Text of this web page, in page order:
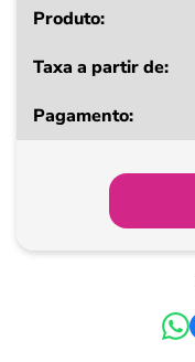
Produto
a
Pagamento